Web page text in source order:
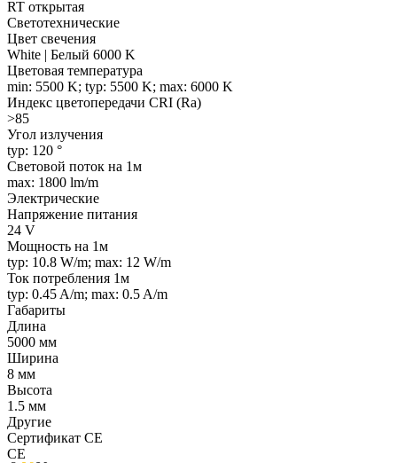
RT открытая
Светотехнические
Цвет свечения
White | Белый 6000 K
Цветовая температура
min: 5500 K; typ: 5500 K; max: 6000 K
Индекс цветопередачи CRI (Ra)
>85
Угол излучения
typ: 120 °
Световой поток на 1м
max: 1800 lm/m
Электрические
Напряжение питания
24 V
Мощность на 1м
typ: 10.8 W/m; max: 12 W/m
Ток потребления 1м
typ: 0.45 A/m; max: 0.5 A/m
Габариты
Длина
5000 мм
Ширина
8 мм
Высота
1.5 мм
Другие
Сертификат CE
CE